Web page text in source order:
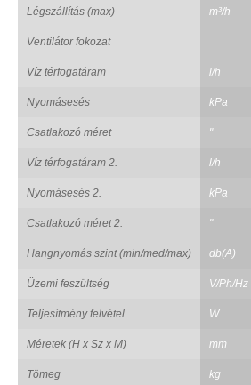
Légszállítás (max) m³/h
Ventilátor fokozat
Víz térfogatáram l/h
Nyomásesés kPa
Csatlakozó méret "
Víz térfogatáram 2. l/h
Nyomásesés 2. kPa
Csatlakozó méret 2. "
Hangnyomás szint (min/med/max) db(A)
Üzemi feszültség V/Ph/Hz
Teljesítmény felvétel W
Méretek (H x Sz x M) mm
Tömeg kg